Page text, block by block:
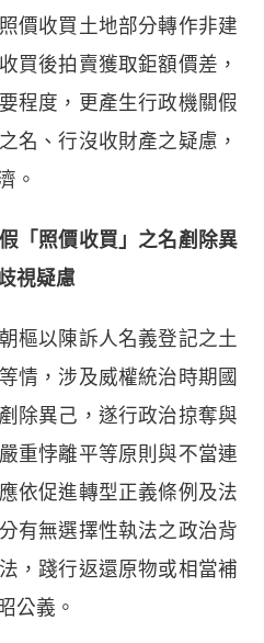
價收買土地部分轉作非建
買後拍賣獲取鉅額價差，
程度，更產生行政機關假
名、行沒收財產之疑慮，
。
「照價收買」之名剷除異
視疑慮
樞以陳訴人名義登記之土
情，涉及威權統治時期國
除異己，遂行政治掠奪與
重悖離平等原則與不當連
依促進轉型正義條例及法
有無選擇性執法之政治背
，踐行返還原物或相當補
公義。